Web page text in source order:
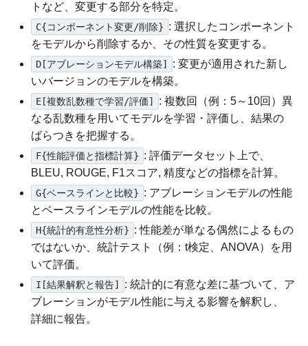
トなど、変更する部分を特定。
C{コンポーネント変更/削除} : 選択したコンポーネント
をモデルから削除するか、その性質を変更する。
D[アブレーションモデル構築]
: 変更が適用された新し
いバージョンのモデルを構築。
E[複数乱数種で学習/評価]
: 複数回（例：5～10回）異
なる乱数種を用いてモデルを学習・評価し、結果の
ばらつきを把握する。
F{性能評価と指標計算} : 評価データセット上で、
BLEU, ROUGE, F1スコア, 精度などの指標を計算。
G{ベースラインと比較} : アブレーションモデルの性能
とベースラインモデルの性能を比較。
H{統計的有意性分析} : 性能差が単なる偶然によるもの
ではないか、統計テスト（例：t検定、ANOVA）を用
いて評価。
I[結果解釈と報告]
: 統計的に有意な差に基づいて、ア
ブレーションがモデル性能に与える影響を解釈し、
詳細に報告。